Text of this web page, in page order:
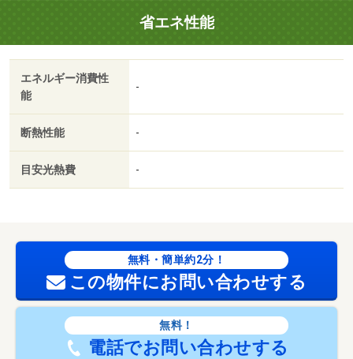
省エネ性能
エネルギー消費性
能
-
断熱性能 -
目安光熱費 -
無料・簡単約2分！
この物件にお問い合わせする
無料！
電話でお問い合わせする